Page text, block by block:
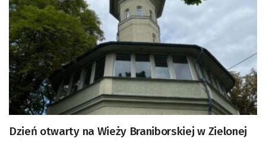
Dzień otwarty na Wieży Braniborskiej w Zielonej